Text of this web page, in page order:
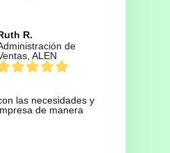
R.
de
ALEN
las necesidades y
de manera